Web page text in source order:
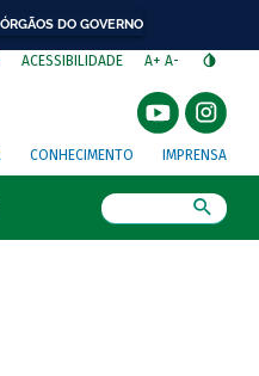
ÓRGÃOS DO GOVERNO
ACESSIBILIDADE A+ A-
CONHECIMENTO IMPRENSA